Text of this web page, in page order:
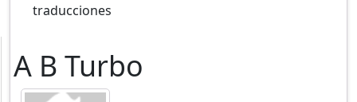
traducciones
A B Turbo